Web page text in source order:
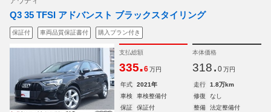
Q3 35 TFSI アドバンスト ブラックスタイリング
保証付 車両品質保証書付 購入プラン付き
支払総額
335.6 万円
本体価格
318. 0 万円
年式 2021年 走行
1.8万km
車検
車検整備付 修復
なし
保証
保証付 整備
法定整備付